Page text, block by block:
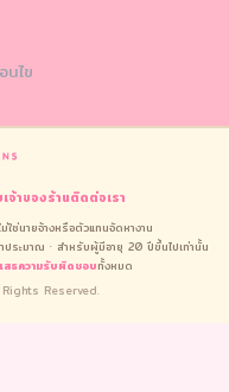
นไข
จ้าของร้านติดต่อเรา
ช่นายจ้างหรือตัวแทนจัดหางาน
ประมาณ · สำหรับผู้มีอายุ 20 ปีขึ้นไปเท่านั้น
สธความรับผิดชอบทั้งหมด
Reserved.